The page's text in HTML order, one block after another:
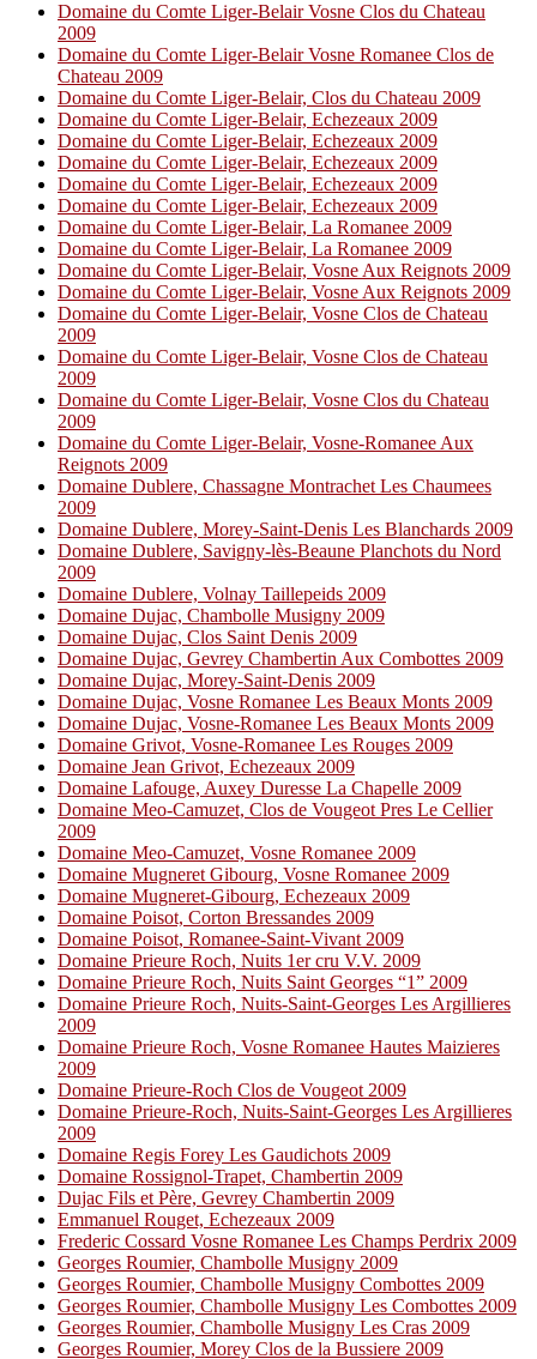
Domaine du Comte Liger-Belair Vosne Clos du Chateau
2009
Domaine du Comte Liger-Belair Vosne Romanee Clos de
Chateau 2009
Domaine du Comte Liger-Belair, Clos du Chateau 2009
Domaine du Comte Liger-Belair, Echezeaux 2009
Domaine du Comte Liger-Belair, Echezeaux 2009
Domaine du Comte Liger-Belair, Echezeaux 2009
Domaine du Comte Liger-Belair, Echezeaux 2009
Domaine du Comte Liger-Belair, Echezeaux 2009
Domaine du Comte Liger-Belair, La Romanee 2009
Domaine du Comte Liger-Belair, La Romanee 2009
Domaine du Comte Liger-Belair, Vosne Aux Reignots 2009
Domaine du Comte Liger-Belair, Vosne Aux Reignots 2009
Domaine du Comte Liger-Belair, Vosne Clos de Chateau
2009
Domaine du Comte Liger-Belair, Vosne Clos de Chateau
2009
Domaine du Comte Liger-Belair, Vosne Clos du Chateau
2009
Domaine du Comte Liger-Belair, Vosne-Romanee Aux
Reignots 2009
Domaine Dublere, Chassagne Montrachet Les Chaumees
2009
Domaine Dublere, Morey-Saint-Denis Les Blanchards 2009
Domaine Dublere, Savigny-lès-Beaune Planchots du Nord
2009
Domaine Dublere, Volnay Taillepeids 2009
Domaine Dujac, Chambolle Musigny 2009
Domaine Dujac, Clos Saint Denis 2009
Domaine Dujac, Gevrey Chambertin Aux Combottes 2009
Domaine Dujac, Morey-Saint-Denis 2009
Domaine Dujac, Vosne Romanee Les Beaux Monts 2009
Domaine Dujac, Vosne-Romanee Les Beaux Monts 2009
Domaine Grivot, Vosne-Romanee Les Rouges 2009
Domaine Jean Grivot, Echezeaux 2009
Domaine Lafouge, Auxey Duresse La Chapelle 2009
Domaine Meo-Camuzet, Clos de Vougeot Pres Le Cellier
2009
Domaine Meo-Camuzet, Vosne Romanee 2009
Domaine Mugneret Gibourg, Vosne Romanee 2009
Domaine Mugneret-Gibourg, Echezeaux 2009
Domaine Poisot, Corton Bressandes 2009
Domaine Poisot, Romanee-Saint-Vivant 2009
Domaine Prieure Roch, Nuits 1er cru V.V. 2009
Domaine Prieure Roch, Nuits Saint Georges “1” 2009
Domaine Prieure Roch, Nuits-Saint-Georges Les Argillieres
2009
Domaine Prieure Roch, Vosne Romanee Hautes Maizieres
2009
Domaine Prieure-Roch Clos de Vougeot 2009
Domaine Prieure-Roch, Nuits-Saint-Georges Les Argillieres
2009
Domaine Regis Forey Les Gaudichots 2009
Domaine Rossignol-Trapet, Chambertin 2009
Dujac Fils et Père, Gevrey Chambertin 2009
Emmanuel Rouget, Echezeaux 2009
Frederic Cossard Vosne Romanee Les Champs Perdrix 2009
Georges Roumier, Chambolle Musigny 2009
Georges Roumier, Chambolle Musigny Combottes 2009
Georges Roumier, Chambolle Musigny Les Combottes 2009
Georges Roumier, Chambolle Musigny Les Cras 2009
Georges Roumier, Morey Clos de la Bussiere 2009